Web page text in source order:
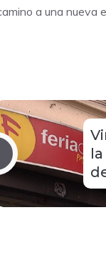
a una nueva